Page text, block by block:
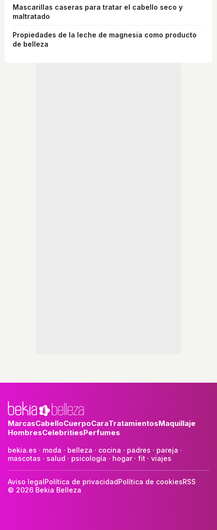
Mascarillas caseras para tratar el cabello seco y
maltratado
Propiedades de la leche de magnesia como producto
de belleza
MarcasCabelloCuerpoCaraTratamientosMaquillaje
HombresCelebritiesPerfumes
bekia.es · moda · belleza · cocina · padres · pareja ·
mascotas · salud · psicología · hogar· fit · viajes
Aviso legalPolítica de privacidadPolítica de cookiesRSS
© 2026 Bekia Belleza